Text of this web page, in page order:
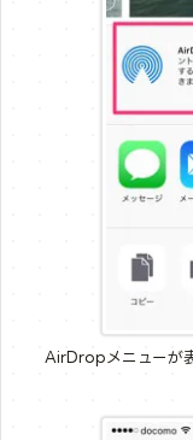
AirDropメニューが